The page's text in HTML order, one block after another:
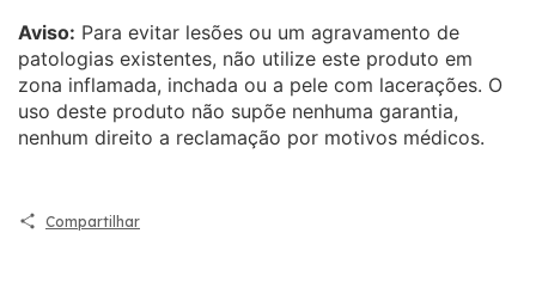
Aviso: Para evitar lesões ou um agravamento de
patologias existentes, não utilize este produto em
zona inflamada, inchada ou a pele com lacerações. O
uso deste produto não supõe nenhuma garantia,
nenhum direito a reclamação por motivos médicos.
Compartilhar